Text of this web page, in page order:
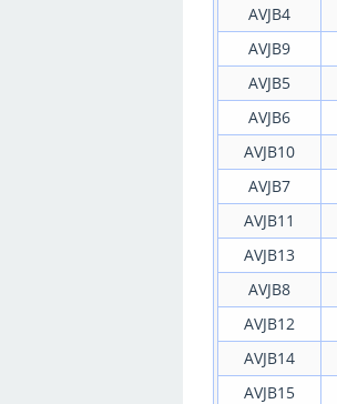
AVJB4
AVJB9
AVJB5
AVJB6
AVJB10
AVJB7
AVJB11
AVJB13
AVJB8
AVJB12
AVJB14
AVJB15